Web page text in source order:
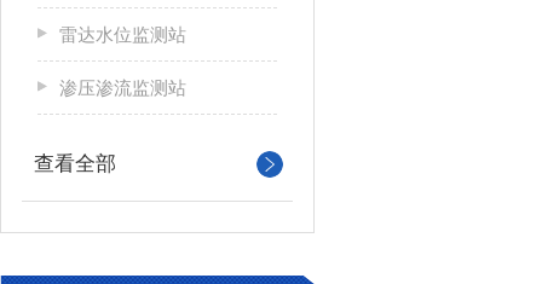
雷达水位监测站
渗压渗流监测站
查看全部